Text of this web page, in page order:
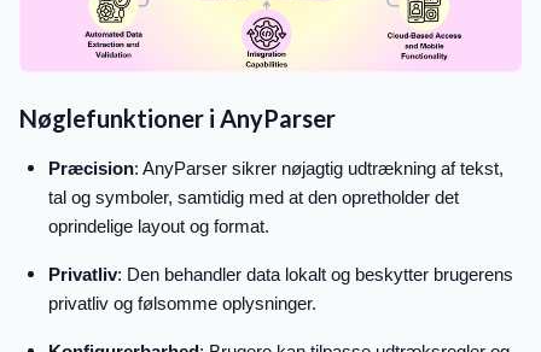
Nøglefunktioner i AnyParser
Præcision: AnyParser sikrer nøjagtig udtrækning af tekst,
tal og symboler, samtidig med at den opretholder det
oprindelige layout og format.
Privatliv: Den behandler data lokalt og beskytter brugerens
privatliv og følsomme oplysninger.